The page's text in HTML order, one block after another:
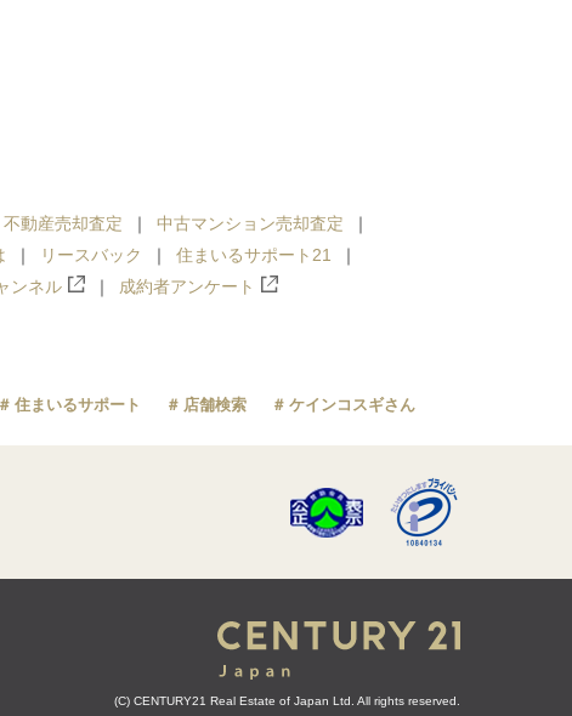
不動産売却査定
中古マンション売却査定
リースバック
住まいるサポート21
ンネル 成約者アンケート
住まいるサポート 店舗検索 ケインコスギさん
(C) CENTURY21 Real Estate of Japan Ltd. All rights reserved.